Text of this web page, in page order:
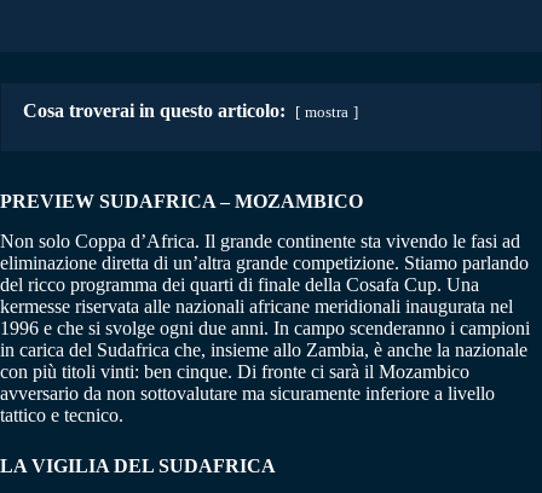
Cosa troverai in questo articolo: mostra
PREVIEW SUDAFRICA – MOZAMBICO
Non solo Coppa d’Africa. Il grande continente sta vivendo le fasi ad
eliminazione diretta di un’altra grande competizione. Stiamo parlando
del ricco programma dei quarti di finale della Cosafa Cup. Una
kermesse riservata alle nazionali africane meridionali inaugurata nel
1996 e che si svolge ogni due anni. In campo scenderanno i campioni
in carica del Sudafrica che, insieme allo Zambia, è anche la nazionale
con più titoli vinti: ben cinque. Di fronte ci sarà il Mozambico
avversario da non sottovalutare ma sicuramente inferiore a livello
tattico e tecnico.
LA VIGILIA DEL SUDAFRICA